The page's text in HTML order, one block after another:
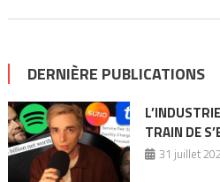
DERNIÈRE PUBLICATIONS
TRAIN DE
31 juillet